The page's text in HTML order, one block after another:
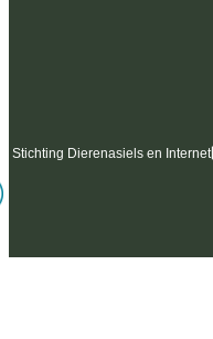
Stichting Dierenasiels en Internet